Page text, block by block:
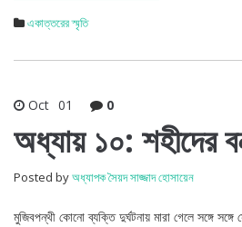
একাত্তরের স্মৃতি
Oct 01 0
অধ্যায় ১০: শহীদের
Posted byঅধ্যাপক সৈয়দ সাজ্জাদ হোসায়েন
মুজিবপন্থী কোনো ব্যক্তি দুর্ঘটনায় মারা গেলে সঙ্গে